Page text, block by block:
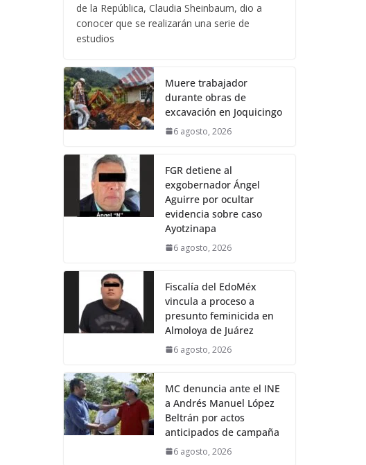
de la República, Claudia Sheinbaum, dio a
conocer que se realizarán una serie de
estudios
Muere trabajador
durante obras de
excavación en Joquicingo
6 agosto, 2026
FGR detiene al
exgobernador Ángel
Aguirre por ocultar
evidencia sobre caso
Ayotzinapa
6 agosto, 2026
Fiscalía del EdoMéx
vincula a proceso a
presunto feminicida en
Almoloya de Juárez
6 agosto, 2026
MC denuncia ante el INE
a Andrés Manuel López
Beltrán por actos
anticipados de campaña
6 agosto, 2026